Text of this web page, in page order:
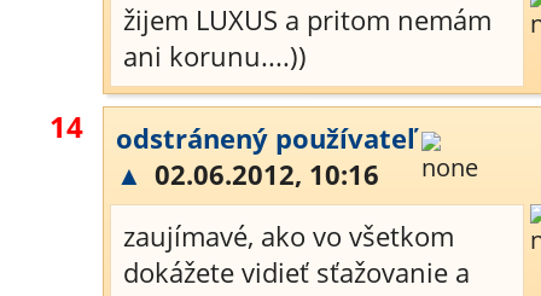
žijem LUXUS a pritom nemám
ani korunu....))
14
odstránený používateľ
▲ 02.06.2012, 10:16
zaujímavé, ako vo všetkom
dokážete vidieť sťažovanie a